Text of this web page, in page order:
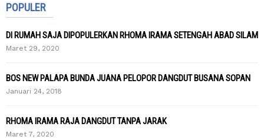
POPULER
DI RUMAH SAJA DIPOPULERKAN RHOMA IRAMA SETENGAH ABAD SILAM
Maret 29, 2020
BOS NEW PALAPA BUNDA JUANA PELOPOR DANGDUT BUSANA SOPAN
Januari 24, 2018
RHOMA IRAMA RAJA DANGDUT TANPA JARAK
Maret 7, 2020